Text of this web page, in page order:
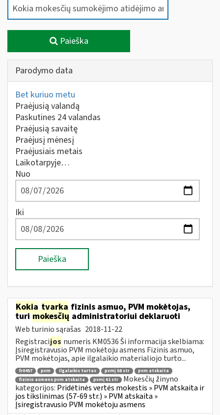
Paieška
Parodymo data
Bet kuriuo metu
Praėjusią valandą
Paskutines 24 valandas
Praėjusią savaitę
Praėjusį mėnesį
Praėjusiais metais
Laikotarpyje…
Nuo
Iki
Paieška
Kokia tvarka fizinis asmuo, PVM mokėtojas,
turimokesčių administratoriui deklaruoti
Web turinio sąrašas 2018-11-22
Registracijos numeris KM0536 Ši informacija skelbiama:
Įsiregistravusio PVM mokėtoju asmens Fizinis asmuo,
PVM mokėtojas, apie ilgalaikio materialiojo turto...
fr0457 pvm ilgalaikis turtas pvmį 58 str
pvm atskaita
fizinio asmens pvm atskaita
pvmį 61 str
Mokesčių žinyno
kategorijos: Pridėtinės vertės mokestis » PVM atskaita ir
jos tikslinimas (57-69 str.) » PVM atskaita »
Įsiregistravusio PVM mokėtoju asmens